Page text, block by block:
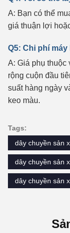
A: Bạn có thể
giá thuận lợi
Q5: Chi phí
A: Giá phụ thuộc
rộng cuộn đầu
suất hàng ngày
keo màu.
Tags:
dây chuyền sản
dây chuyền sản
dây chuyền sản